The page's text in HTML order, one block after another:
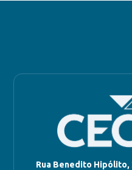
Rua Benedito Hipólito,